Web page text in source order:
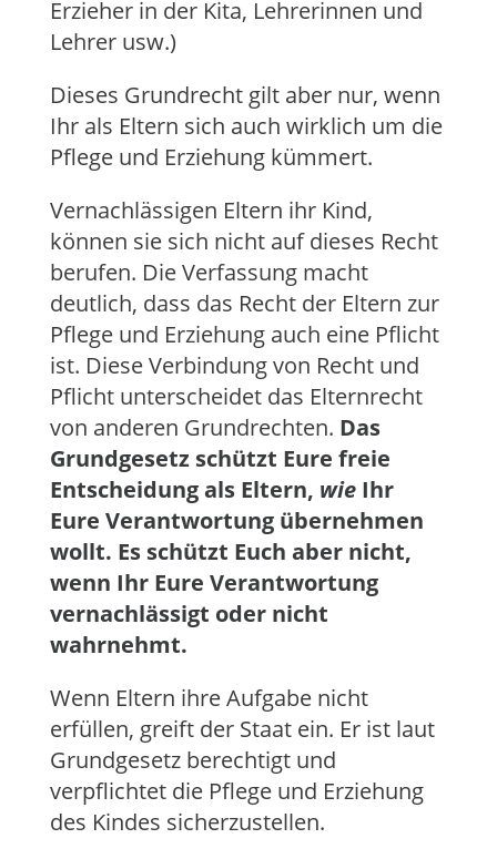
Erzieher in der Kita, Lehrerinnen und
Lehrer usw.)
Dieses Grundrecht gilt aber nur, wenn
Ihr als Eltern sich auch wirklich um die
Pflege und Erziehung kümmert.
Vernachlässigen Eltern ihr Kind,
können sie sich nicht auf dieses Recht
berufen. Die Verfassung macht
deutlich, dass das Recht der Eltern zur
Pflege und Erziehung auch eine Pflicht
ist. Diese Verbindung von Recht und
Pflicht unterscheidet das Elternrecht
von anderen Grundrechten. Das
Grundgesetz schützt Eure freie
Entscheidung als Eltern, wieIhr
Eure Verantwortung übernehmen
wollt. Es schützt Euch aber nicht,
wenn Ihr Eure Verantwortung
vernachlässigt oder nicht
wahrnehmt.
Wenn Eltern ihre Aufgabe nicht
erfüllen, greift der Staat ein. Er ist laut
Grundgesetz berechtigt und
verpflichtet die Pflege und Erziehung
des Kindes sicherzustellen.